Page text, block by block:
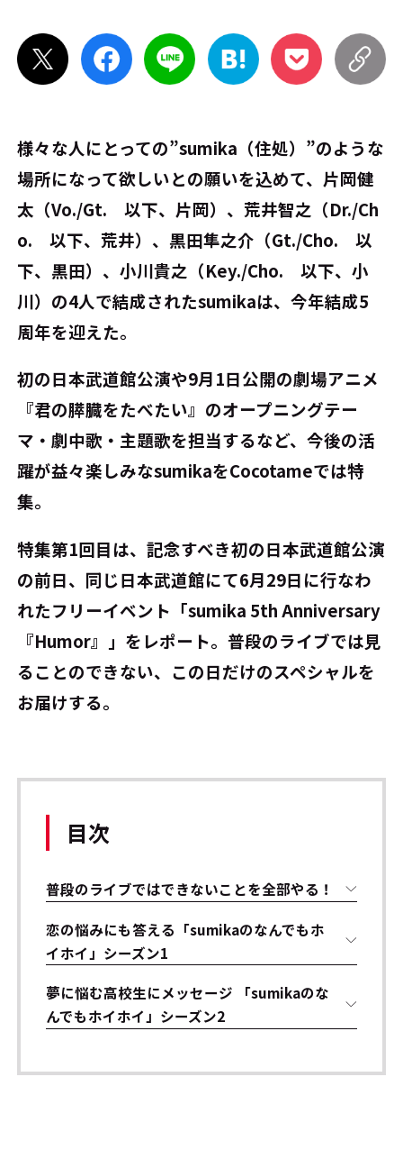
様々な人にとっての”sumika（住処）”のような
場所になって欲しいとの願いを込めて、片岡健
太（Vo./Gt. 以下、片岡）、荒井智之（Dr./Ch
o. 以下、荒井）、黒田隼之介（Gt./Cho. 以
下、黒田）、小川貴之（Key./Cho. 以下、小
川）の4人で結成されたsumikaは、今年結成5
周年を迎えた。
初の日本武道館公演や9月1日公開の劇場アニメ
『君の膵臓をたべたい』のオープニングテー
マ・劇中歌・主題歌を担当するなど、今後の活
躍が益々楽しみなsumikaをCocotameでは特
集。
特集第1回目は、記念すべき初の日本武道館公演
の前日、同じ日本武道館にて6月29日に行なわ
れたフリーイベント「sumika 5th Anniversary
『Humor』」をレポート。普段のライブでは見
ることのできない、この日だけのスペシャルを
お届けする。
目次
普段のライブではできないことを全部やる！
恋の悩みにも答える「sumikaのなんでもホ
イホイ」シーズン1
夢に悩む高校生にメッセージ 「sumikaのな
んでもホイホイ」シーズン2